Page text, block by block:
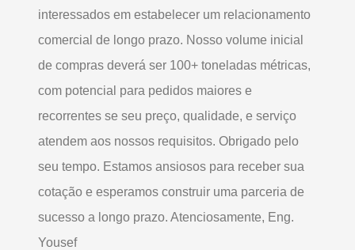
interessados ​​em estabelecer um relacionamento
comercial de longo prazo. Nosso volume inicial
de compras deverá ser 100+ toneladas métricas,
com potencial para pedidos maiores e
recorrentes se seu preço, qualidade, e serviço
atendem aos nossos requisitos. Obrigado pelo
seu tempo. Estamos ansiosos para receber sua
cotação e esperamos construir uma parceria de
sucesso a longo prazo. Atenciosamente, Eng.
Yousef